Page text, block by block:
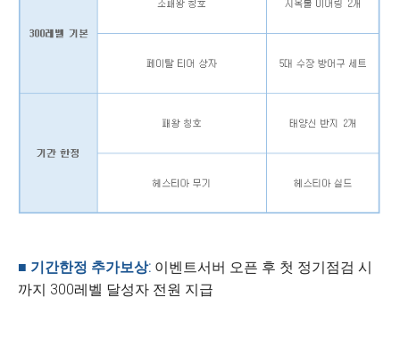
■ 기간한정 추가보상: 이벤트서버 오픈 후 첫 정기점검 시
까지 300레벨 달성자 전원 지급